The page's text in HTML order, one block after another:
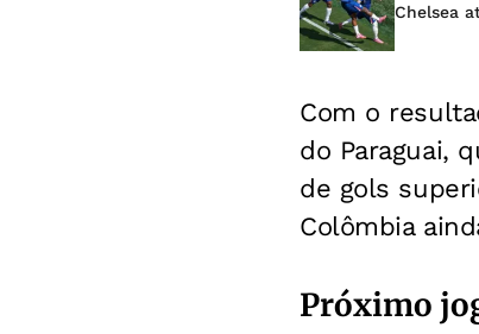
Chelsea
Com o
do Paraguai,
de gols
Colômbia
Próximo